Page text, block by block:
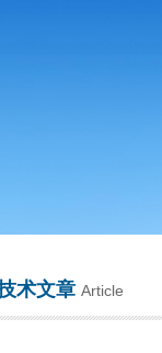
术文章 Article